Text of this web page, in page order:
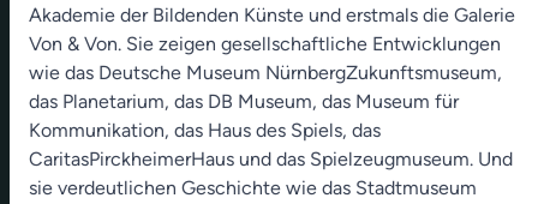
Akademie der Bildenden Künste und erstmals die Galerie
Von & Von. Sie zeigen gesellschaftliche Entwicklungen
wie das Deutsche Museum NürnbergZukunftsmuseum,
das Planetarium, das DB Museum, das Museum für
Kommunikation, das Haus des Spiels, das
CaritasPirckheimerHaus und das Spielzeugmuseum. Und
sie verdeutlichen Geschichte wie das Stadtmuseum